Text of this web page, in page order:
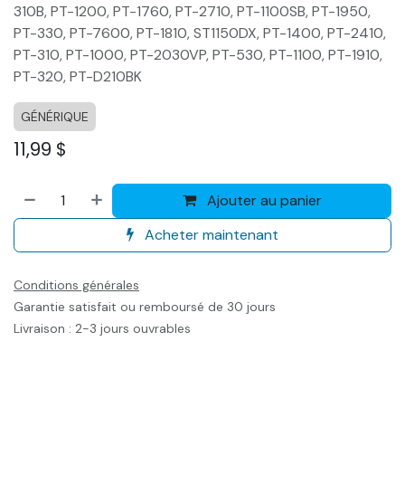
310B, PT-1200, PT-1760, PT-2710, PT-1100SB, PT-1950,
PT-330, PT-7600, PT-1810, ST1150DX, PT-1400, PT-2410,
PT-310, PT-1000, PT-2030VP, PT-530, PT-1100, PT-1910,
PT-320, PT-D210BK
GÉNÉRIQUE
11,99 $
Ajouter au panier
Acheter maintenant
Conditions générales
Garantie satisfait ou remboursé de 30 jours
Livraison : 2-3 jours ouvrables